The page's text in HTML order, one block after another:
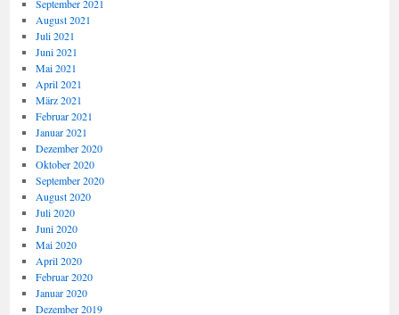
September 2021
August 2021
Juli 2021
Juni 2021
Mai 2021
April 2021
März 2021
Februar 2021
Januar 2021
Dezember 2020
Oktober 2020
September 2020
August 2020
Juli 2020
Juni 2020
Mai 2020
April 2020
Februar 2020
Januar 2020
Dezember 2019